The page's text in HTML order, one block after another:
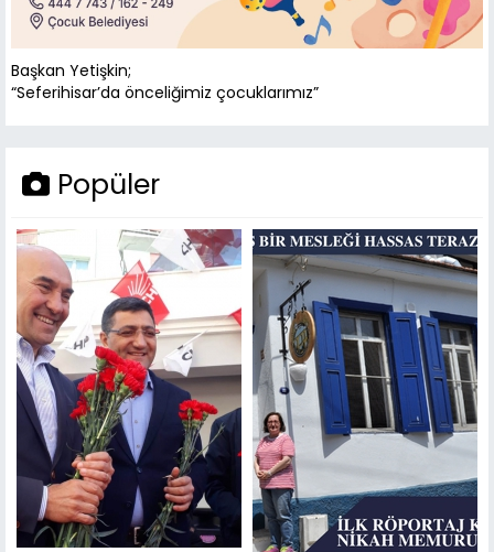
Başkan Yetişkin;
“Seferihisar’da önceliğimiz çocuklarımız”
Popüler